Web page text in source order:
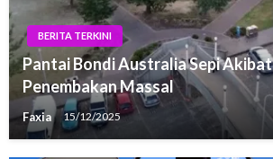
BERITA TERKINI
Pantai Bondi Australia Sepi Akibat
Penembakan Massal
Faxia 15/12/2025